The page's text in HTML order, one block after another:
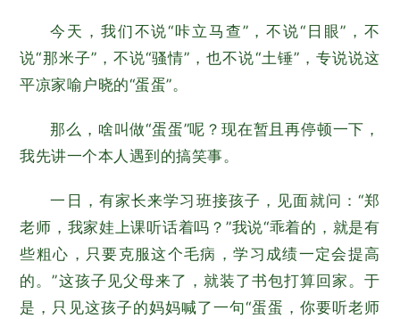
今天，我们不说“咔立马查”，不说“日眼”，不
说“那米子”，不说“骚情”，也不说“土锤”，专说说这
平凉家喻户晓的“蛋蛋”。
那么，啥叫做“蛋蛋”呢？现在暂且再停顿一下，
我先讲一个本人遇到的搞笑事。
一日，有家长来学习班接孩子，见面就问：“郑
老师，我家娃上课听话着吗？”我说“乖着的，就是有
些粗心，只要克服这个毛病，学习成绩一定会提高
的。”这孩子见父母来了，就装了书包打算回家。于
是，只见这孩子的妈妈喊了一句“蛋蛋，你要听老师